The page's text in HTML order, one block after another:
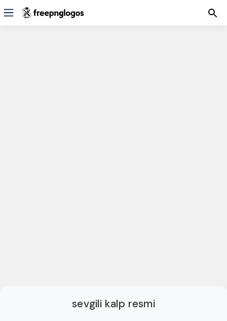
sevgili kalp resmi